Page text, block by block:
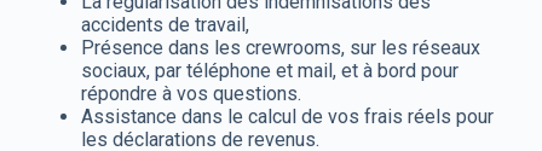
accidents de travail,
Présence dans les crewrooms, sur les réseaux
sociaux, par téléphone et mail, et à bord pour
répondre à vos questions.
Assistance dans le calcul de vos frais réels pour
les déclarations de revenus.